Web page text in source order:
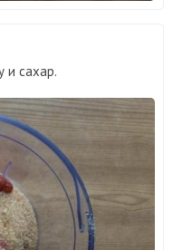
и сахар.